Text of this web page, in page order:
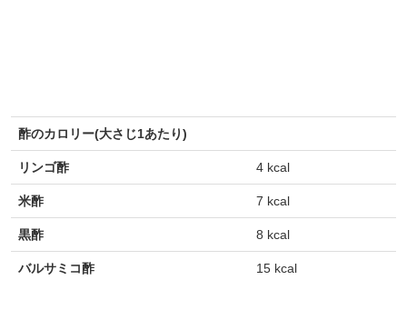
酢のカロリー(大さじ1あたり)
リンゴ酢 4 kcal
米酢 7 kcal
黒酢 8 kcal
バルサミコ酢 15 kcal